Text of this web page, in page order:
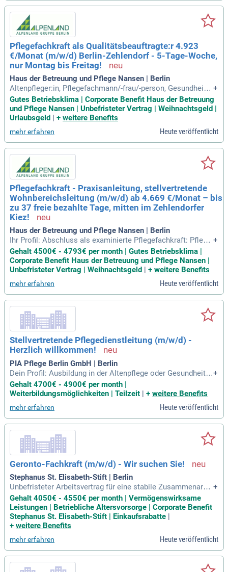
Pflegefachkraft als Qualitätsbeauftragte:r 4.923
€/Monat (m/w/d) Berlin-Zehlendorf - 5-Tage-Woche,
nur Montag bis Freitag!
Haus der Betreuung und Pflege Nansen | Berlin
Altenpfleger:in, Pflegefachmann/-frau/-person, Gesundheits-
und Krankenpfleger:in, Krankenschwester/Krankenpfleger; G
ute Deutschkenntnisse; Interesse oder Erfahrung im Qualitä
tsmanagement; Mehrjährige Erfahrung in der stationären Pfl
ege; Sicherer Umgang
+
Gutes Betriebsklima | Corporate Benefit Haus der Betreuung
und Pflege Nansen | Unbefristeter Vertrag | Weihnachtsgeld |
Urlaubsgeld | + weitere Benefits
mehr erfahren Heute veröffentlicht
Pflegefachkraft - Praxisanleitung, stellvertretende
Wohnbereichsleitung (m/w/d) ab 4.669 €/Monat – bis
zu 37 freie bezahlte Tage, mitten im Zehlendorfer
Kiez!
Haus der Betreuung und Pflege Nansen | Berlin
Ihr Profil: Abschluss als examinierte Pflegefachkraft: Pflege
fachmann/ Pflegefachfrau/ Pflegefachperson, Gesundheits-
und Krankenpfleger:in oder Altenpfleger:in, idealerweise Erf
ahrung in der Altenpflege; Fundierte Kenntnisse der Maßnah
+
Gehalt 4500€ - 4793€ per month | Gutes Betriebsklima |
Corporate Benefit Haus der Betreuung und Pflege Nansen |
Unbefristeter Vertrag | Weihnachtsgeld
+ weitere Benefits
mehr erfahren Heute veröffentlicht
Stellvertretende Pflegedienstleitung (m/w/d) -
Herzlich willkommen!
PIA Pflege Berlin GmbH | Berlin
Dein Profil: Ausbildung in der Altenpflege oder Gesundheits-
und Krankenpflege oder abgeschlossenes Studium im Berei
ch Pflege oder praxiserprobte Kenntnisse als Pflegedienstle
itung; Einsatzbereitschaft, Durchsetzungs- und Organisation
svermögen; Gute EDV-Anwendungskenntnisse
+
Gehalt 4700€ - 4900€ per month |
Weiterbildungsmöglichkeiten | Teilzeit | + weitere Benefits
mehr erfahren Heute veröffentlicht
Geronto-Fachkraft (m/w/d) - Wir suchen Sie!
Stephanus St. Elisabeth-Stift | Berlin
Unbefristeter Arbeitsvertrag für eine stabile Zusammenarbei
t; Moderne Arbeitsumgebung: Zeitgemäße Ausstattung & an
genehmes Arbeitsklima; Nachhaltigkeit: Regionale & umwel
tfreundliche Aktivitäten sowie nachhaltige Produkte; Unterst
ützung bei Umzug & Familie: Hilfe
+
Gehalt 4050€ - 4550€ per month | Vermögenswirksame
Leistungen | Betriebliche Altersvorsorge | Corporate Benefit
Stephanus St. Elisabeth-Stift | Einkaufsrabatte |
+ weitere Benefits
mehr erfahren Heute veröffentlicht